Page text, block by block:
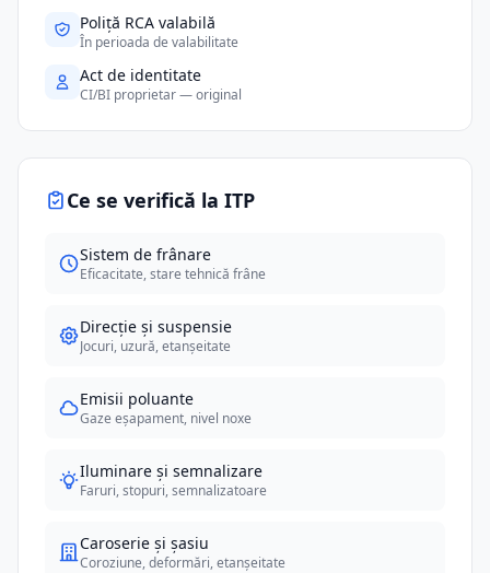
Poliță RCA valabilă
În perioada de valabilitate
Act de identitate
CI/BI proprietar — original
Ce se verifică la ITP
Sistem de frânare
Eficacitate, stare tehnică frâne
Direcție și suspensie
Jocuri, uzură, etanșeitate
Emisii poluante
Gaze eșapament, nivel noxe
Iluminare și semnalizare
Faruri, stopuri, semnalizatoare
Caroserie și șasiu
Coroziune, deformări, etanșeitate